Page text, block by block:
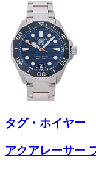
タグ・ホイヤー
アクアレーサー